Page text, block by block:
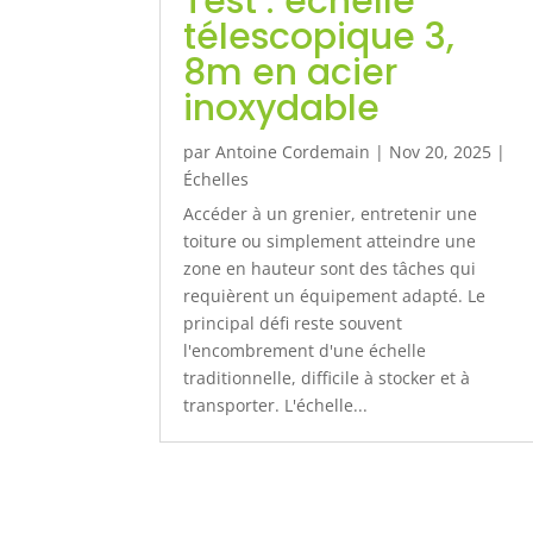
télescopique 3,
8m en acier
inoxydable
parAntoine Cordemain | Nov 20, 2025 |
Échelles
Accéder à un grenier, entretenir une
toiture ou simplement atteindre une
zone en hauteur sont des tâches qui
requièrent un équipement adapté. Le
principal défi reste souvent
l'encombrement d'une échelle
traditionnelle, difficile à stocker et à
transporter. L'échelle...